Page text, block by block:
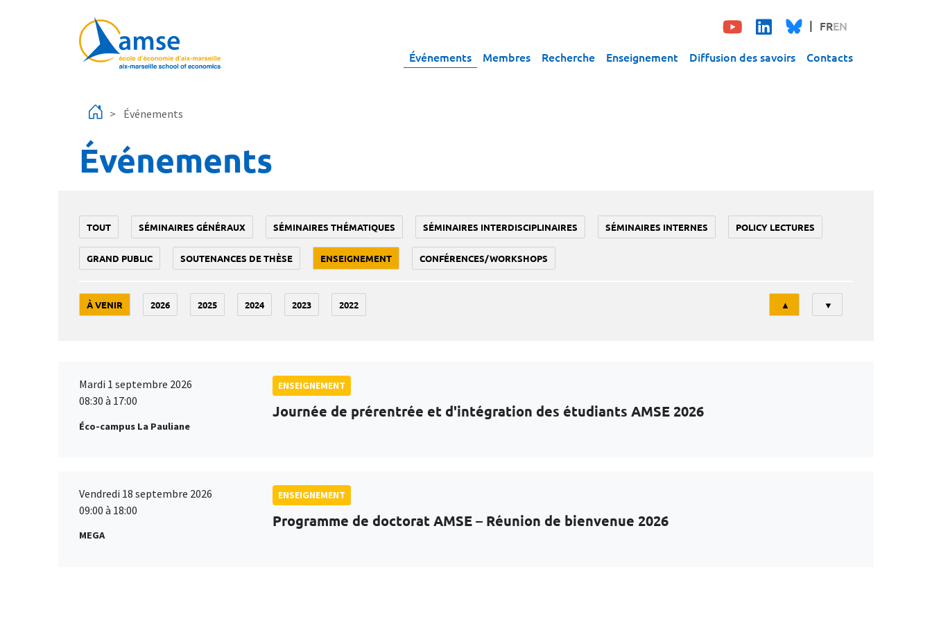
FREN
Événements Membres Recherche Enseignement Diffusion des savoirs Contacts
Événements
Événements
TOUT SÉMINAIRES GÉNÉRAUX SÉMINAIRES THÉMATIQUES SÉMINAIRES INTERDISCIPLINAIRES SÉMINAIRES INTERNES POLICY LECTURES
GRAND PUBLIC SOUTENANCES DE THÈSE ENSEIGNEMENT CONFÉRENCES/WORKSHOPS
À VENIR 2026 2025 2024 2023 2022
Tri
▲ ▼
Mardi 1 septembre 2026
08:30 à 17:00
Éco-campus La Pauliane
ENSEIGNEMENT
Journée de prérentrée et d'intégration des étudiants AMSE 2026
Vendredi 18 septembre 2026
09:00 à 18:00
MEGA
ENSEIGNEMENT
Programme de doctorat AMSE – Réunion de bienvenue 2026